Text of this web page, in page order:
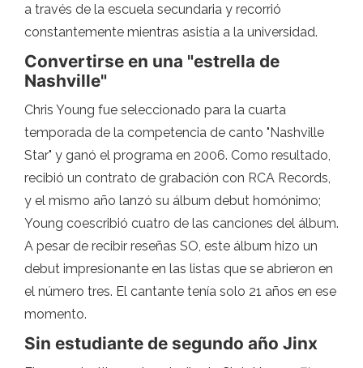
a través de la escuela secundaria y recorrió
constantemente mientras asistía a la universidad.
Convertirse en una "estrella de
Nashville"
Chris Young fue seleccionado para la cuarta
temporada de la competencia de canto "Nashville
Star" y ganó el programa en 2006. Como resultado,
recibió un contrato de grabación con RCA Records,
y el mismo año lanzó su álbum debut homónimo;
Young coescribió cuatro de las canciones del álbum.
A pesar de recibir reseñas SO, este álbum hizo un
debut impresionante en las listas que se abrieron en
el número tres. El cantante tenía solo 21 años en ese
momento.
Sin estudiante de segundo año Jinx